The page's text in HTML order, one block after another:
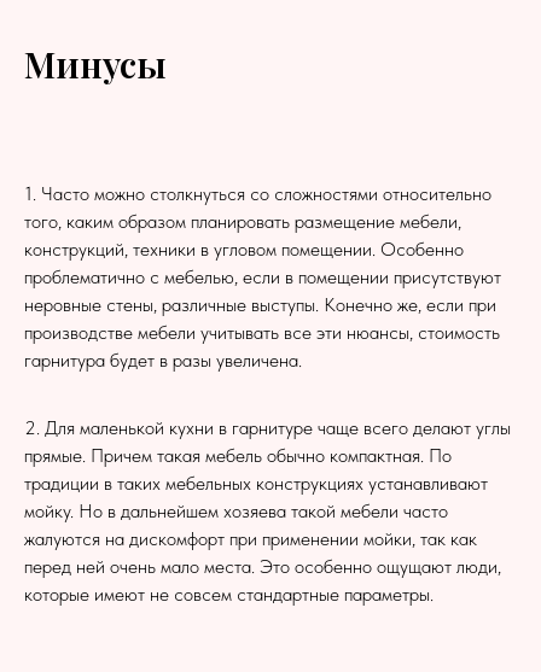
Минусы
1. Часто можно столкнуться со сложностями относительно
того, каким образом планировать размещение мебели,
конструкций, техники в угловом помещении. Особенно
проблематично с мебелью, если в помещении присутствуют
неровные стены, различные выступы. Конечно же, если при
производстве мебели учитывать все эти нюансы, стоимость
гарнитура будет в разы увеличена.
2. Для маленькой кухни в гарнитуре чаще всего делают углы
прямые. Причем такая мебель обычно компактная. По
традиции в таких мебельных конструкциях устанавливают
мойку. Но в дальнейшем хозяева такой мебели часто
жалуются на дискомфорт при применении мойки, так как
перед ней очень мало места. Это особенно ощущают люди,
которые имеют не совсем стандартные параметры.